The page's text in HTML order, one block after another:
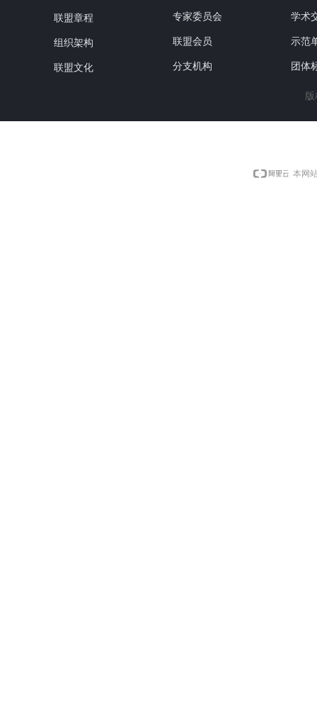
联盟章程
组织架构
联盟文化
专家委员会
联盟会员
分支机构
学术
示范
团体
本网